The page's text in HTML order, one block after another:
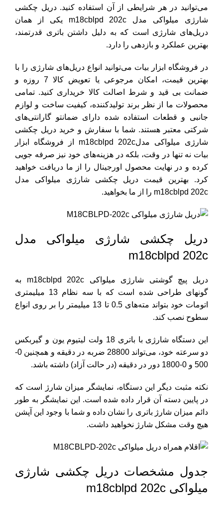
می‌توانید در هر شرایطی از آن استفاده کنید. دریل چکشی
شارژی میلواکی مدل m18cblpd 202c یکی از همان
دریل‌های شارژی است که به دلیل داشتن باتری قدرتمند،
بهترین عملکرد و بازدهی را دارد.
در فروشگاه ابزار بیات می‌توانید انواع دریل‌های شارژی را با
بهترین قیمت، امکان مرجوعی یا تعویض کالا 7 روزه و
ضمانت بی قید و شرط اصالت کالا خریداری کنید. تمامی
محصولات ما از نظر برند تولیدکننده، کیفیت ساخت و لوازم
جانبی و قطعات استفاده شده دارای ضمانتو گارانتی‌های
شرکتی معتبر هستند. شما با سفارش و خرید دریل چکشی
شارژی میلواکی مدلm18cblpd 202c از فروشگاه ابزار
بیات نه تنها در وقت، بلکه در هزینه‌های خود نیز صرفه جویی
کرده و در نهایت محصول اورجینال را از ما دریافت خواهید
کرد. بهترین قیمت دریل چکشی شارژی میلواکی مدل
m18cblpd 202c را از ما بخواهید.
دریل چکشی شارژی میلواکی مدل
m18cblpd 202c
دریل پیچ گوشتی شارژی میلواکی m18cblpd 202c به
گونهای طراحی شده است که با سه نظام 13 میلیمتری
اتومات خود بتواند مته‌های 0.5 تا 13 میلیمتر را بر روی انواع
سطوح نصب کند.
این دستگاه شارژی با باتری 18 ولت لیتیوم یون و گیربکس
دو سرعته خود، می‌تواند 28800 ضربه در دقیقه و همچنین 0-
500 و 0-1800 دور در دقیقه (در حالت آزاد) داشته باشد.
نکته مثبت دیگر این دستگاه، نمایشگر میزان شارژ است که
در پایین دسته آن قرار داده شده است. این نمایشگر به طور
دائم میزان شارژ باتری را نشان داده و شما با وجود این آپشن
هیچ وقت مشکل شارژ نخواهید داشت.
جدول مشخصات دریل چکشی شارژی
میلواکی m18cblpd 202c